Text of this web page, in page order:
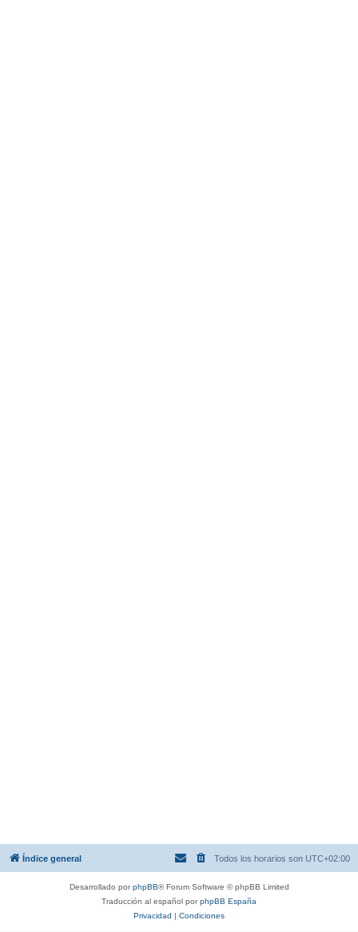
Índice general Todos los horarios son UTC+02:00
Desarrollado porphpBB® Forum Software © phpBB Limited
Traducción al español porphpBB España
Privacidad
Condiciones